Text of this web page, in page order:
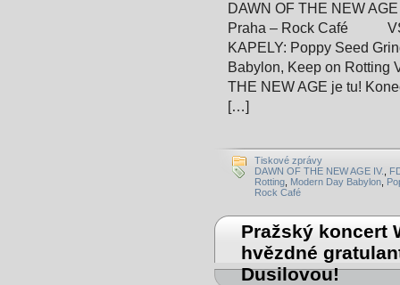
DAWN OF THE NEW
Praha – Rock Café
KAPELY: Poppy Seed
Babylon, Keep on Rotting
THE NEW AGE je tu!
[…]
Tiskové zprávy
DAWN OF THE NEW AGE IV.
Rotting Modern Day Babylon
Rock Café
Pražský koncert
hvězdné
Dusilovou!